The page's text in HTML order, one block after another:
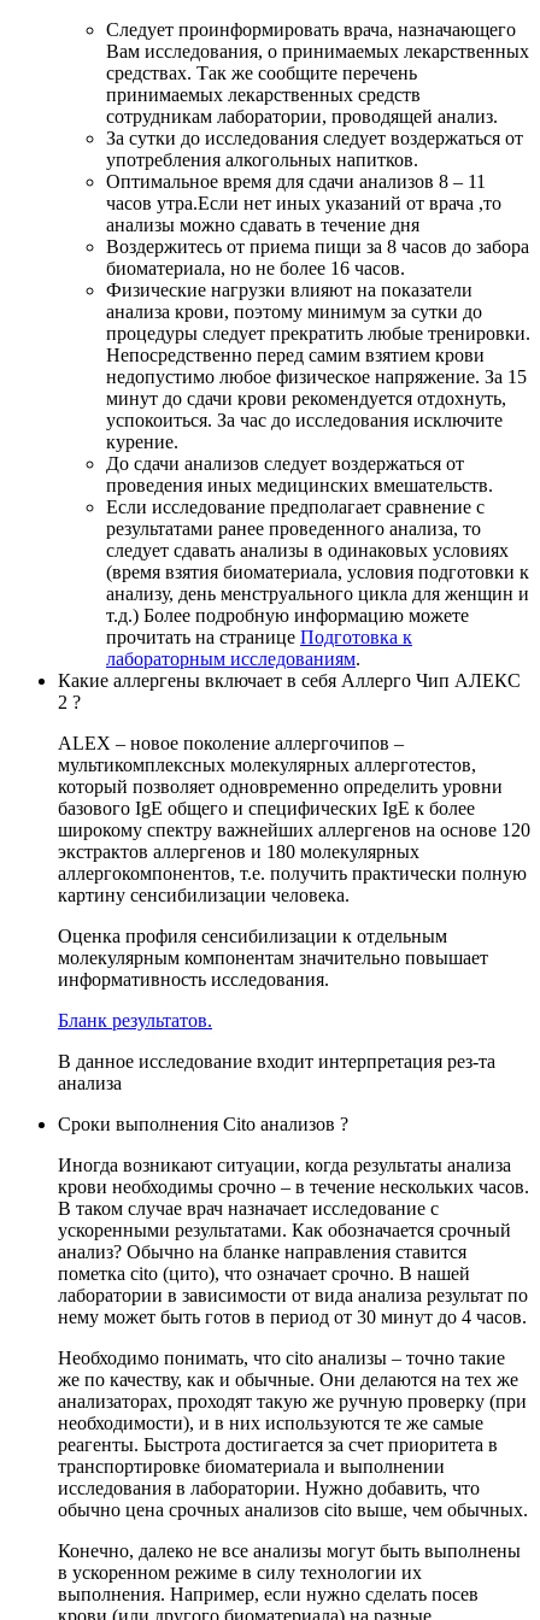
Следует проинформировать врача, назначающего
Вам исследования, о принимаемых лекарственных
средствах. Так же сообщите перечень
принимаемых лекарственных средств
сотрудникам лаборатории, проводящей анализ.
За сутки до исследования следует воздержаться от
употребления алкогольных напитков.
Оптимальное время для сдачи анализов 8 – 11
часов утра.Если нет иных указаний от врача ,то
анализы можно сдавать в течение дня
Воздержитесь от приема пищи за 8 часов до забора
биоматериала, но не более 16 часов.
Физические нагрузки влияют на показатели
анализа крови, поэтому минимум за сутки до
процедуры следует прекратить любые тренировки.
Непосредственно перед самим взятием крови
недопустимо любое физическое напряжение. За 15
минут до сдачи крови рекомендуется отдохнуть,
успокоиться. За час до исследования исключите
курение.
До сдачи анализов следует воздержаться от
проведения иных медицинских вмешательств.
Если исследование предполагает сравнение с
результатами ранее проведенного анализа, то
следует сдавать анализы в одинаковых условиях
(время взятия биоматериала, условия подготовки к
анализу, день менструального цикла для женщин и
т.д.) Более подробную информацию можете
прочитать на странице Подготовка к
лабораторным исследованиям.
Какие аллергены включает в себя Аллерго Чип АЛЕКС
2 ?
ALEX – новое поколение аллергочипов –
мультикомплексных молекулярных аллерготестов,
который позволяет одновременно определить уровни
базового IgE общего и специфических IgE к более
широкому спектру важнейших аллергенов на основе 120
экстрактов аллергенов и 180 молекулярных
аллергокомпонентов, т.е. получить практически полную
картину сенсибилизации человека.
Оценка профиля сенсибилизации к отдельным
молекулярным компонентам значительно повышает
информативность исследования.
Бланк результатов.
В данное исследование входит интерпретация рез-та
анализа
Сроки выполнения Cito анализов ?
Иногда возникают ситуации, когда результаты анализа
крови необходимы срочно – в течение нескольких часов.
В таком случае врач назначает исследование с
ускоренными результатами. Как обозначается срочный
анализ? Обычно на бланке направления ставится
пометка cito (цито), что означает срочно. В нашей
лаборатории в зависимости от вида анализа результат по
нему может быть готов в период от 30 минут до 4 часов.
Необходимо понимать, что cito анализы – точно такие
же по качеству, как и обычные. Они делаются на тех же
анализаторах, проходят такую же ручную проверку (при
необходимости), и в них используются те же самые
реагенты. Быстрота достигается за счет приоритета в
транспортировке биоматериала и выполнении
исследования в лаборатории. Нужно добавить, что
обычно цена срочных анализов cito выше, чем обычных.
Конечно, далеко не все анализы могут быть выполнены
в ускоренном режиме в силу технологии их
выполнения. Например, если нужно сделать посев
крови (или другого биоматериала) на разные